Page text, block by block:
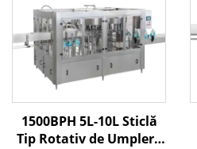
1500BPH 5L-10L Sticlă
Tip Rotativ de Umplere